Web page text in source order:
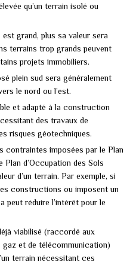
qu’un terrain isolé ou
grand, plus sa valeur sera
terrains trop grands peuvent
projets immobiliers.
plein sud sera généralement
le nord ou l’est.
et adapté à la construction
des travaux de
risques géotechniques.
contraintes imposées par le Plan
Plan d’Occupation des Sols
d’un terrain. Par exemple, si
constructions ou imposent un
réduire l’intérêt pour le
viabilisé (raccordé aux
gaz et de télécommunication)
terrain nécessitant ces